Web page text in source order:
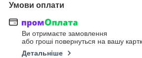
Умови оплати
Ви отримаєте замовлення
або гроші повернуться на вашу
Детальніше